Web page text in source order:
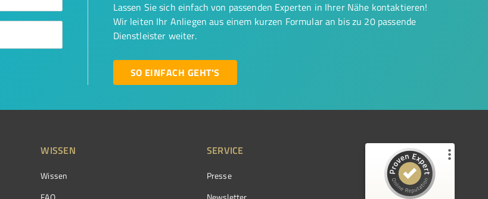
Lassen Sie sich einfach von passenden Experten in Ihrer Nähe kontaktieren!
Wir leiten Ihr Anliegen aus einem kurzen Formular an bis zu 20 passende
Dienstleister weiter.
SO EINFACH GEHT'S
WISSEN
Wissen
FAQ
SERVICE
Presse
Newsletter
Kundenbewertungen und Erfahrungen zu
ProvenExpert.com